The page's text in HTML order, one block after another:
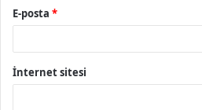
E-posta *
İnternet sitesi